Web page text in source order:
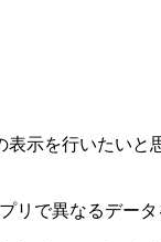
表示を行いたいと
で異なるデー